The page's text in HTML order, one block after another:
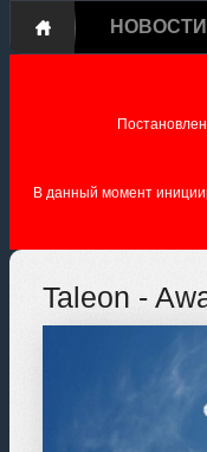
НОВОСТИ
В данный момент
Taleon -